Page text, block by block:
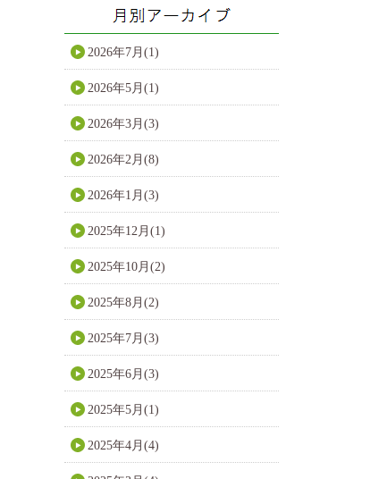
2026年7月(1)
2026年5月(1)
2026年3月(3)
2026年2月(8)
2026年1月(3)
2025年12月(1)
2025年10月(2)
2025年8月(2)
2025年7月(3)
2025年6月(3)
2025年5月(1)
2025年4月(4)